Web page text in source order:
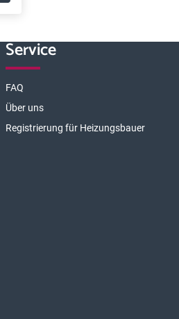
Service
FAQ
Über uns
Registrierung für Heizungsbauer